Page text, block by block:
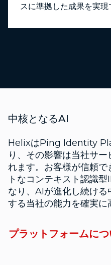
スに準拠した成果を実現
中核となるAI
HelixはPing Identity
り、その影響は当社サ
れます。お客様が信頼
トなコンテキスト認識
なり、AIが進化し続け
する当社の能力を確実に
プラットフォームに